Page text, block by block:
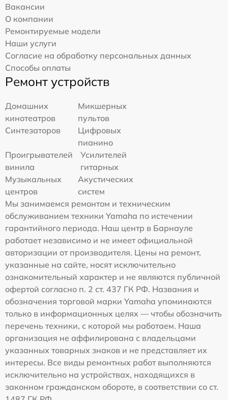
Вакансии
О компании
Ремонтируемые модели
Наши услуги
Согласие на обработку персональных данных
Способы оплаты
Ремонт устройств
Домашних
кинотеатров
Микшерных
пультов
Синтезаторов
Цифровых
пианино
Проигрывателей
винила
Усилителей
гитарных
Музыкальных
центров
Акустических
систем
Мы занимаемся ремонтом и техническим
обслуживанием техники Yamaha по истечении
гарантийного периода. Наш центр в Барнауле
работает независимо и не имеет официальной
авторизации от производителя. Цены на ремонт,
указанные на сайте, носят исключительно
ознакомительный характер и не являются публичной
офертой согласно п. 2 ст. 437 ГК РФ. Названия и
обозначения торговой марки Yamaha упоминаются
только в информационных целях — чтобы обозначить
перечень техники, с которой мы работаем. Наша
организация не аффилирована с владельцами
указанных товарных знаков и не представляет их
интересы. Все виды ремонтных работ выполняются
исключительно на устройствах, находящихся в
законном гражданском обороте, в соответствии со ст.